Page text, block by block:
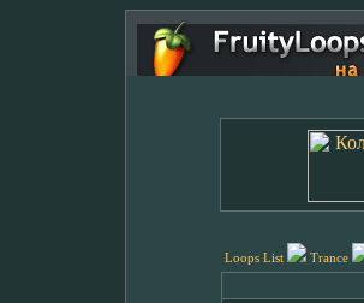
Loops List Trance